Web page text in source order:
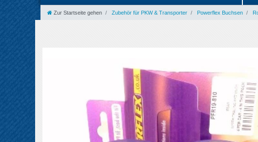
Zur Startseite gehen Zubehör für PKW & Transporter Powerflex Buchsen